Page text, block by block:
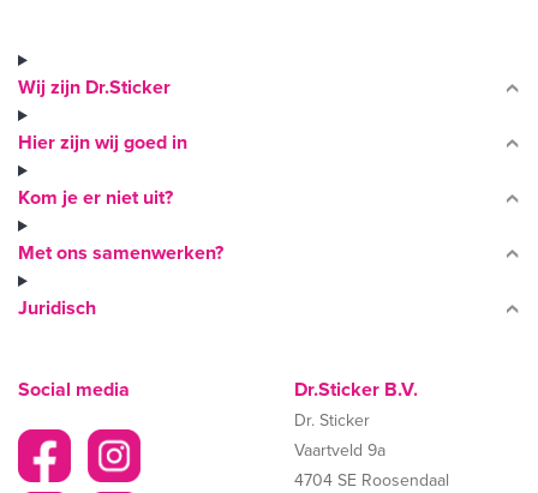
Wij zijn Dr.Sticker
Hier zijn wij goed in
Kom je er niet uit?
Met ons samenwerken?
Juridisch
Dr.Sticker B.V.
Dr. Sticker
Vaartveld 9a
4704 SE Roosendaal
Social media